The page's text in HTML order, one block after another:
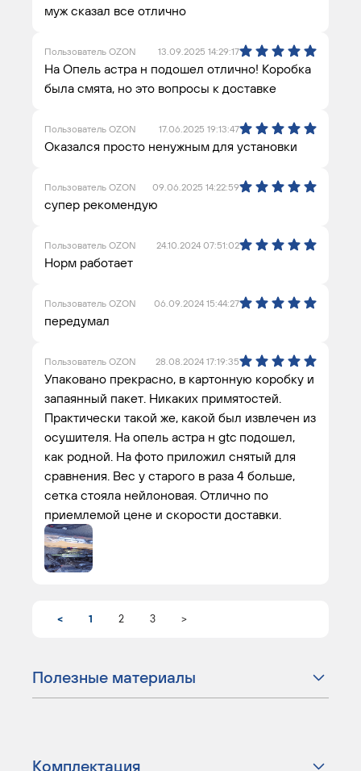
муж сказал все отлично
Пользователь OZON 13.09.2025 14:29:17
На Опель астра н подошел отлично! Коробка
была смята, но это вопросы к доставке
Пользователь OZON 17.06.2025 19:13:47
Оказался просто ненужным для установки
Пользователь OZON 09.06.2025 14:22:59
супер рекомендую
Пользователь OZON 24.10.2024 07:51:02
Норм работает
Пользователь OZON 06.09.2024 15:44:27
передумал
Пользователь OZON 28.08.2024 17:19:35
Упаковано прекрасно, в картонную коробку и
запаянный пакет. Никаких примятостей.
Практически такой же, какой был извлечен из
осушителя. На опель астра н gtc подошел,
как родной. На фото приложил снятый для
сравнения. Вес у старого в раза 4 больше,
сетка стояла нейлоновая. Отлично по
приемлемой цене и скорости доставки.
< 1 2 3 >
Полезные материалы
Комплектация